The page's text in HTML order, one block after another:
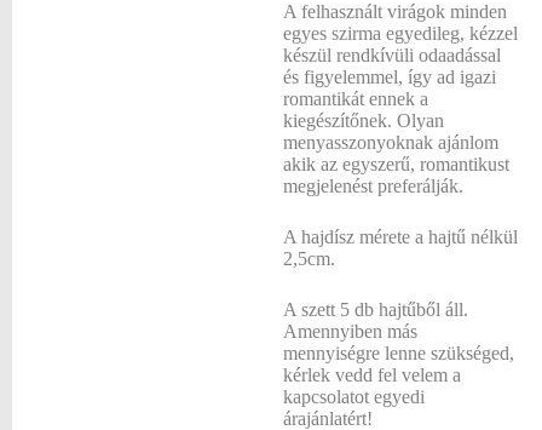
A felhasznált virágok minden
egyes szirma egyedileg, kézzel
készül rendkívüli odaadással
és figyelemmel, így ad igazi
romantikát ennek a
kiegészítőnek. Olyan
menyasszonyoknak ajánlom
akik az egyszerű, romantikust
megjelenést preferálják.
A hajdísz mérete a hajtű nélkül
2,5cm.
A szett 5 db hajtűből áll.
Amennyiben más
mennyiségre lenne szükséged,
kérlek vedd fel velem a
kapcsolatot egyedi
árajánlatért!